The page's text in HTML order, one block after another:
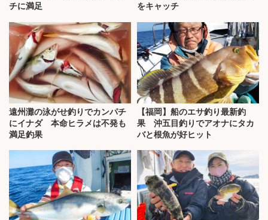
チに満足
をキャッチ
遠州灘の泳がせ釣りでカンパチ
にイナダ 本命ヒラメは不発も
満足釣果
【福岡】船のエサ釣り最新釣
果 沖五目釣りでアオナにタカ
バと根魚が好ヒット